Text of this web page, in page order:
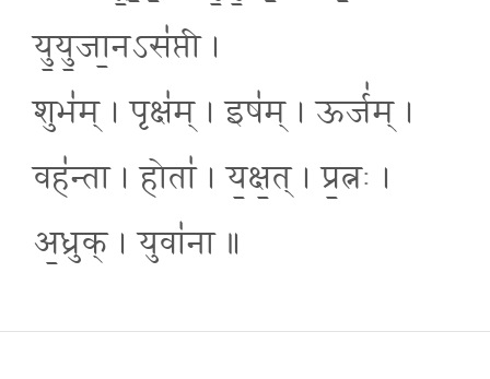
यु॒यु॒जा॒नऽस॑प्ती ।
शुभ॑म् । पृक्ष॑म् । इष॑म् । ऊर्ज॑म् ।
वह॑न्ता । होता॑ । य॒क्ष॒त् । प्र॒त्नः ।
अ॒ध्रुक् । युवा॑ना ॥